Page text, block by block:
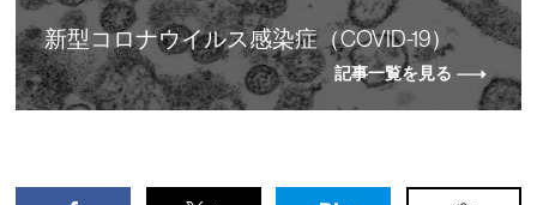
新型 コロナウイルス感染症（COVID-19）
記事一覧を見る